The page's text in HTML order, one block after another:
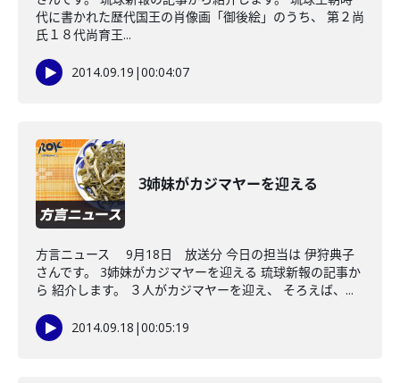
代に書かれた歴代国王の肖像画「御後絵」のうち、 第２尚
氏１８代尚育王...
2014.09.19 |00:04:07
3姉妹がカジマヤーを迎える
方言ニュース 9月18日 放送分 今日の担当は 伊狩典子
さんです。 3姉妹がカジマヤーを迎える 琉球新報の記事か
ら 紹介します。 ３人がカジマヤーを迎え、 そろえば、...
2014.09.18 |00:05:19